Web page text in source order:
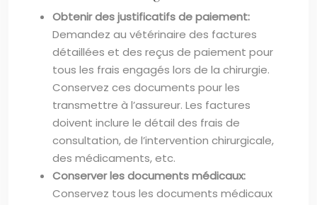
Obtenir des justificatifs de paiement:
Demandez au vétérinaire des factures
détaillées et des reçus de paiement pour
tous les frais engagés lors de la chirurgie.
Conservez ces documents pour les
transmettre à l’assureur. Les factures
doivent inclure le détail des frais de
consultation, de l’intervention chirurgicale,
des médicaments, etc.
Conserver les documents médicaux:
Conservez tous les documents médicaux